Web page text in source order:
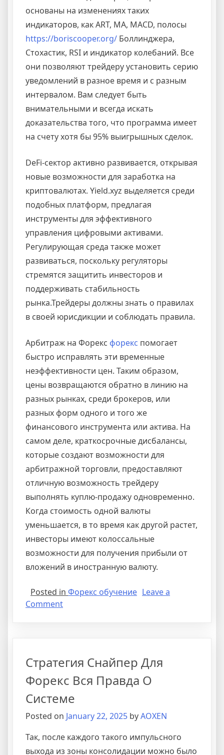
основаны на изменениях таких
индикаторов, как ART, MA, MACD, полосы
https://boriscooper.org/ Боллинджера,
Стохастик, RSI и индикатор колебаний. Все
они позволяют трейдеру установить серию
уведомлений в разное время и с разным
интервалом. Вам следует быть
внимательными и всегда искать
доказательства того, что программа имеет
на счету хотя бы 95% выигрышных сделок.
DeFi-сектор активно развивается, открывая
новые возможности для заработка на
криптовалютах. Yield.xyz выделяется среди
подобных платформ, предлагая
инструменты для эффективного
управления цифровыми активами.
Регулирующая среда также может
развиваться, поскольку регуляторы
стремятся защитить инвесторов и
поддерживать стабильность
рынка.Трейдеры должны знать о правилах
в своей юрисдикции и соблюдать правила.
Арбитраж на Форекс форекс помогает
быстро исправлять эти временные
неэффективности цен. Таким образом,
цены возвращаются обратно в линию на
разных рынках, среди брокеров, или
разных форм одного и того же
финансового инструмента или актива. На
самом деле, краткосрочные дисбалансы,
которые создают возможности для
арбитражной торговли, предоставляют
отличную возможность трейдеру
выполнять куплю-продажу одновременно.
Когда стоимость одной валюты
уменьшается, в то время как другой растет,
инвесторы имеют колоссальные
возможности для получения прибыли от
вложений в иностранную валюту.
Posted in Форекс обучение Leave a
Commenton
В
Торговле
Cтратегия Снайпер Для
Форекс Вся Правда О
Системе
Posted on January 22, 2025 byAOXEN
Так, после каждого такого импульсного
выхода из зоны консолидации можно было